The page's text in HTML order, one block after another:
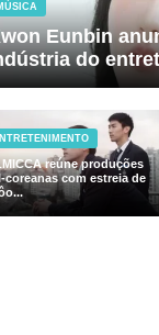
Eunbin
do
reúne produções
coreanas com estreia de